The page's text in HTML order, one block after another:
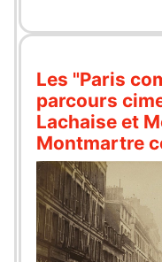
Les "Paris
parcours
Lachaise et
Montmartre